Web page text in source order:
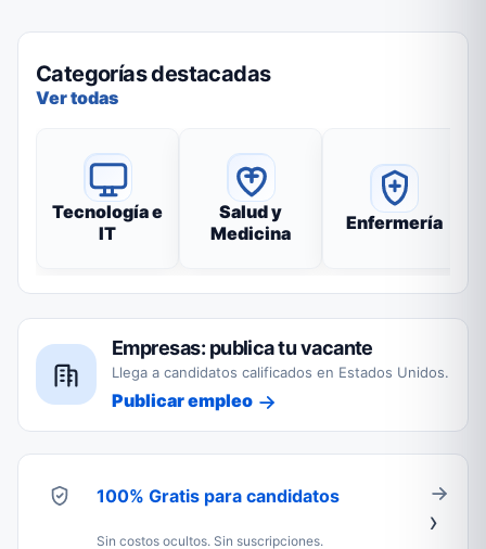
Categorías destacadas
Ver todas
Tecnología e
IT
Salud y
Medicina
Enfermería
Empresas: publica tu vacante
Llega a candidatos calificados en Estados Unidos.
Publicar empleo
100% Gratis para candidatos
Sin costos ocultos. Sin suscripciones.